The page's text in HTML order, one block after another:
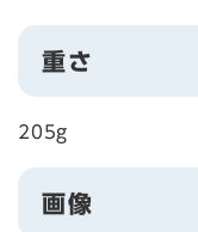
重さ
205g
画像